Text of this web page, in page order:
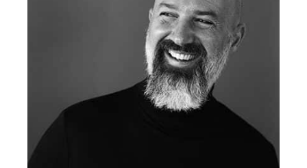
The power of the unicorn - על כוחה של השונות